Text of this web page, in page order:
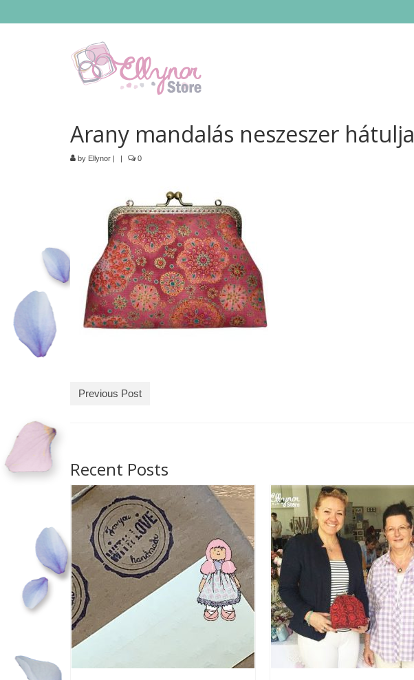
Arany mandalás neszeszer hátulja
by Ellynor | | 0
Previous Post
Recent Posts